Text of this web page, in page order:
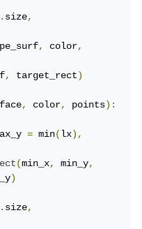
.size,
, color,
, target_rect)
, color, points):
= min(lx),
(min_x, min_y,
)
.size,